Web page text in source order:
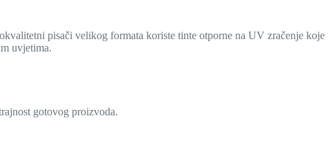
pisači velikog formata koriste tinte otporne na UV zračenje koje
uvjetima.
gotovog proizvoda.